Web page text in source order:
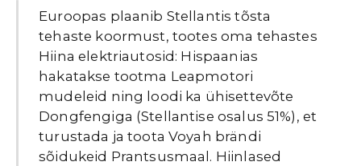
Euroopas plaanib Stellantis tõsta
tehaste koormust, tootes oma tehastes
Hiina elektriautosid: Hispaanias
hakatakse tootma Leapmotori
mudeleid ning loodi ka ühisettevõte
Dongfengiga (Stellantise osalus 51%), et
turustada ja toota Voyah brändi
sõidukeid Prantsusmaal. Hiinlased